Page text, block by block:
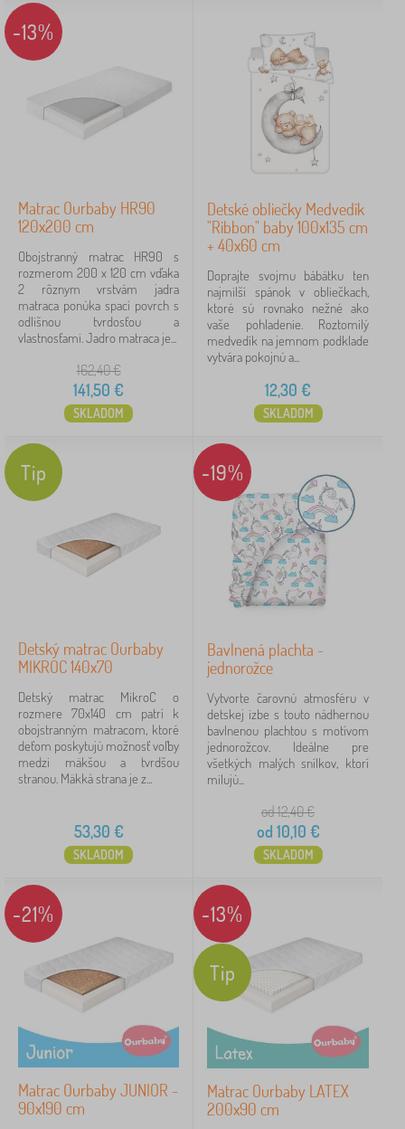
-13%
Matrac Ourbaby HR90
120x200 cm
Obojstranný matrac HR90 s
rozmerom 200 x 120 cm vďaka
2 rôznym vrstvám jadra
matraca ponúka spací povrch s
odlišnou tvrdosťou a
vlastnosťami. Jadro matraca je...
162,40€
141,50 €
SKLADOM
Detské obliečky Medvedík
"Ribbon" baby 100x135 cm
+ 40x60 cm
Doprajte svojmu bábätku ten
najmilší spánok v obliečkach,
ktoré sú rovnako nežné ako
vaše pohladenie. Roztomilý
medvedík na jemnom podklade
vytvára pokojnú a...
12,30 €
SKLADOM
Tip
Detský matrac Ourbaby
MIKROC 140x70
Detský matrac MikroC o
rozmere 70x140 cm patrí k
obojstranným matracom, ktoré
deťom poskytujú možnosť voľby
medzi mäkšou a tvrdšou
stranou. Mäkká strana je z...
53,30 €
SKLADOM
-19%
Bavlnená plachta -
jednorožce
Vytvorte čarovnú atmosféru v
detskej izbe s touto nádhernou
bavlnenou plachtou s motívom
jednorožcov. Ideálne pre
všetkých malých snílkov, ktorí
milujú...
od 12,40€
od 10,10 €
SKLADOM
-21%
Matrac Ourbaby JUNIOR -
90x190 cm
-13%
Tip
Matrac Ourbaby LATEX
200x90 cm